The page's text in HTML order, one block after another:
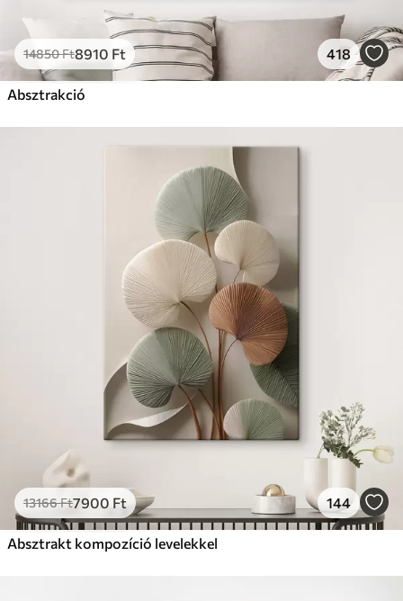
14850Ft8910 Ft 418
Absztrakció
13166Ft7900 Ft 144
Absztrakt kompozíció levelekkel